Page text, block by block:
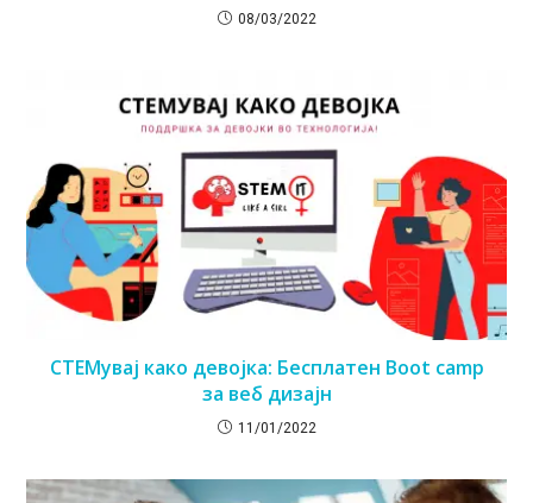
08/03/2022
СТЕМувај како девојка: Бесплатен Boot camp
за веб дизајн
11/01/2022